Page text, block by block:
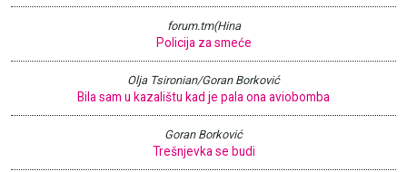
forum.tm(Hina
Policija za smeće
Olja Tsironian/Goran Borković
Bila sam u kazalištu kad je pala ona aviobomba
Goran Borković
Trešnjevka se budi